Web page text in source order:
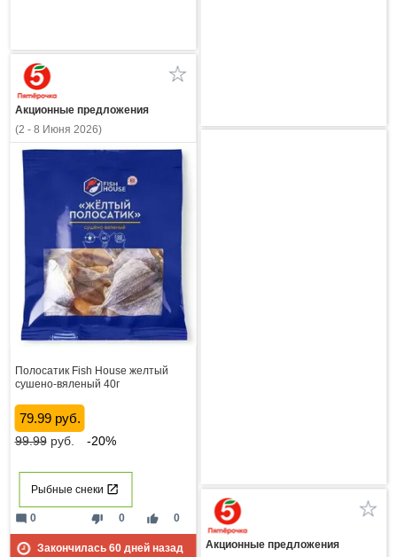
Акционные предложения
(2 - 8 Июня 2026)
Полосатик Fish House желтый
сушено-вяленый 40г
79.99 руб.
99.99руб. -20%
Рыбные снеки
thumb_down 0 thumb_up 0
mode_comment 0
Закончилась 60дней назад
Акционные предложения